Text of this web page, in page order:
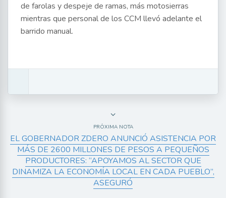
de farolas y despeje de ramas, más motosierras
mientras que personal de los CCM llevó adelante el
barrido manual.
PRÓXIMA NOTA
EL GOBERNADOR ZDERO ANUNCIÓ ASISTENCIA POR
MÁS DE 2600 MILLONES DE PESOS A PEQUEÑOS
PRODUCTORES: “APOYAMOS AL SECTOR QUE
DINAMIZA LA ECONOMÍA LOCAL EN CADA PUEBLO”,
ASEGURÓ